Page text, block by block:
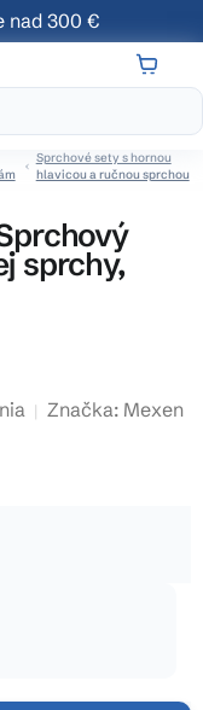
nad 300 €
Sprchové sety s hornou
hlavicou a ručnou sprchou
sprchy,
Značka: Mexen